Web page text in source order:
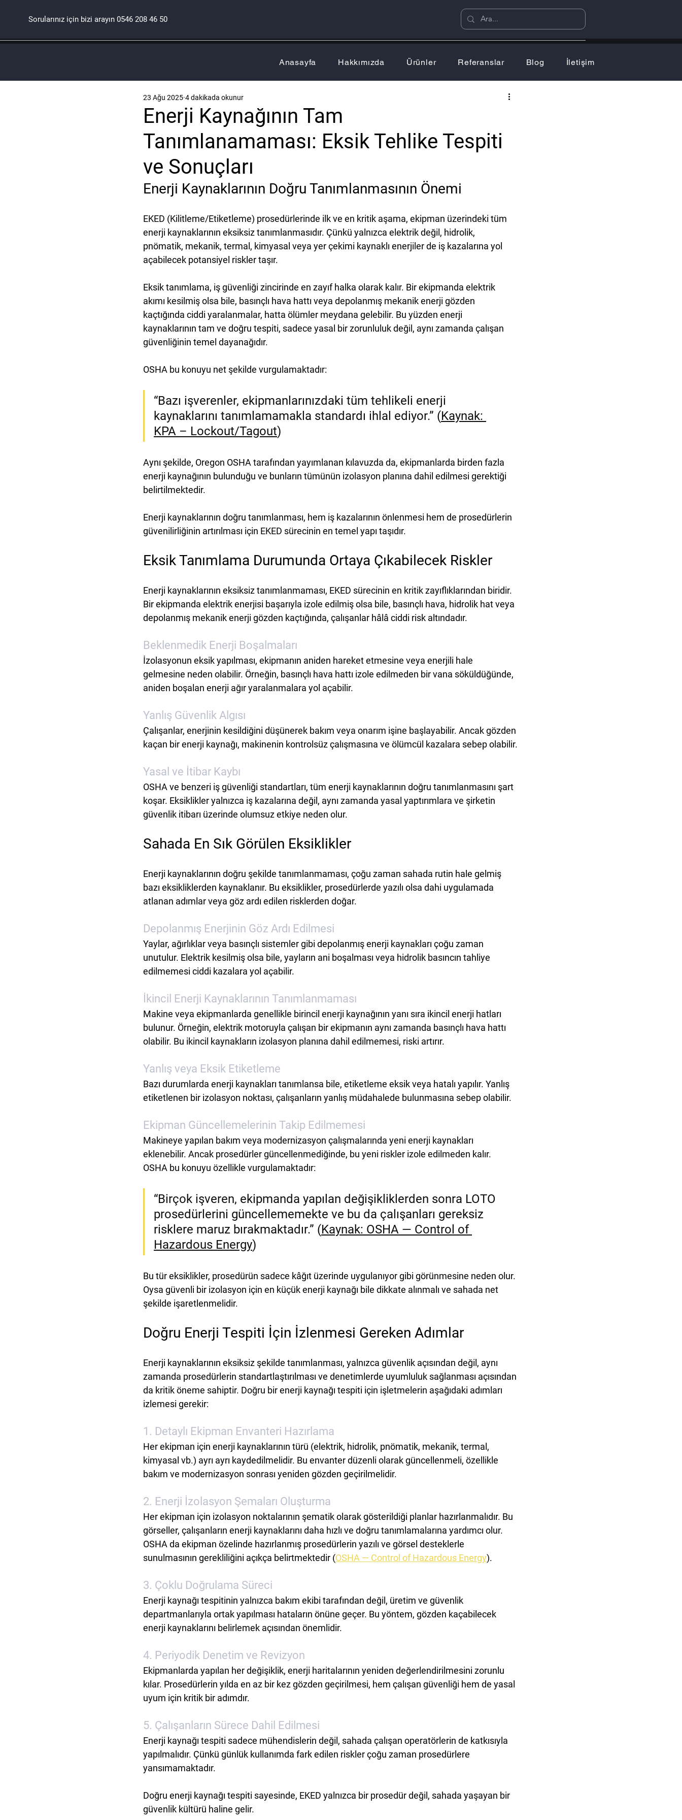
Sorularınız için bizi arayın 0546 208 46 50
Anasayfa Hakkımızda Ürünler Referanslar Blog İletişim
Enerji Kaynağının Tam
Tanımlanamaması: Eksik Tehlike Tespiti
ve Sonuçları
23 Ağu 2025 4 dakikada okunur
Enerji Kaynaklarının Doğru Tanımlanmasının Önemi
EKED (Kilitleme/Etiketleme) prosedürlerinde ilk ve en kritik aşama, ekipman üzerindeki tüm
enerji kaynaklarının eksiksiz tanımlanmasıdır. Çünkü yalnızca elektrik değil, hidrolik,
pnömatik, mekanik, termal, kimyasal veya yer çekimi kaynaklı enerjiler de iş kazalarına yol
açabilecek potansiyel riskler taşır.
Eksik tanımlama, iş güvenliği zincirinde en zayıf halka olarak kalır. Bir ekipmanda elektrik
akımı kesilmiş olsa bile, basınçlı hava hattı veya depolanmış mekanik enerji gözden
kaçtığında ciddi yaralanmalar, hatta ölümler meydana gelebilir. Bu yüzden enerji
kaynaklarının tam ve doğru tespiti, sadece yasal bir zorunluluk değil, aynı zamanda çalışan
güvenliğinin temel dayanağıdır.
OSHA bu konuyu net şekilde vurgulamaktadır:
“Bazı işverenler, ekipmanlarınızdaki tüm tehlikeli enerji
kaynaklarını tanımlamamakla standardı ihlal ediyor.” (Kaynak:
KPA – Lockout/Tagout)
Aynı şekilde, Oregon OSHA tarafından yayımlanan kılavuzda da, ekipmanlarda birden fazla
enerji kaynağının bulunduğu ve bunların tümünün izolasyon planına dahil edilmesi gerektiği
belirtilmektedir.
Enerji kaynaklarının doğru tanımlanması, hem iş kazalarının önlenmesi hem de prosedürlerin
güvenilirliğinin artırılması için EKED sürecinin en temel yapı taşıdır.
Eksik Tanımlama Durumunda Ortaya Çıkabilecek Riskler
Enerji kaynaklarının eksiksiz tanımlanmaması, EKED sürecinin en kritik zayıflıklarından biridir.
Bir ekipmanda elektrik enerjisi başarıyla izole edilmiş olsa bile, basınçlı hava, hidrolik hat veya
depolanmış mekanik enerji gözden kaçtığında, çalışanlar hâlâ ciddi risk altındadır.
Beklenmedik Enerji Boşalmaları
İzolasyonun eksik yapılması, ekipmanın aniden hareket etmesine veya enerjili hale
gelmesine neden olabilir. Örneğin, basınçlı hava hattı izole edilmeden bir vana söküldüğünde,
aniden boşalan enerji ağır yaralanmalara yol açabilir.
Yanlış Güvenlik Algısı
Çalışanlar, enerjinin kesildiğini düşünerek bakım veya onarım işine başlayabilir. Ancak gözden
kaçan bir enerji kaynağı, makinenin kontrolsüz çalışmasına ve ölümcül kazalara sebep olabilir.
Yasal ve İtibar Kaybı
OSHA ve benzeri iş güvenliği standartları, tüm enerji kaynaklarının doğru tanımlanmasını şart
koşar. Eksiklikler yalnızca iş kazalarına değil, aynı zamanda yasal yaptırımlara ve şirketin
güvenlik itibarı üzerinde olumsuz etkiye neden olur.
Sahada En Sık Görülen Eksiklikler
Enerji kaynaklarının doğru şekilde tanımlanmaması, çoğu zaman sahada rutin hale gelmiş
bazı eksikliklerden kaynaklanır. Bu eksiklikler, prosedürlerde yazılı olsa dahi uygulamada
atlanan adımlar veya göz ardı edilen risklerden doğar.
Depolanmış Enerjinin Göz Ardı Edilmesi
Yaylar, ağırlıklar veya basınçlı sistemler gibi depolanmış enerji kaynakları çoğu zaman
unutulur. Elektrik kesilmiş olsa bile, yayların ani boşalması veya hidrolik basıncın tahliye
edilmemesi ciddi kazalara yol açabilir.
İkincil Enerji Kaynaklarının Tanımlanmaması
Makine veya ekipmanlarda genellikle birincil enerji kaynağının yanı sıra ikincil enerji hatları
bulunur. Örneğin, elektrik motoruyla çalışan bir ekipmanın aynı zamanda basınçlı hava hattı
olabilir. Bu ikincil kaynakların izolasyon planına dahil edilmemesi, riski artırır.
Yanlış veya Eksik Etiketleme
Bazı durumlarda enerji kaynakları tanımlansa bile, etiketleme eksik veya hatalı yapılır. Yanlış
etiketlenen bir izolasyon noktası, çalışanların yanlış müdahalede bulunmasına sebep olabilir.
Ekipman Güncellemelerinin Takip Edilmemesi
Makineye yapılan bakım veya modernizasyon çalışmalarında yeni enerji kaynakları
eklenebilir. Ancak prosedürler güncellenmediğinde, bu yeni riskler izole edilmeden kalır.
OSHA bu konuyu özellikle vurgulamaktadır:
“Birçok işveren, ekipmanda yapılan değişikliklerden sonra LOTO
prosedürlerini güncellememekte ve bu da çalışanları gereksiz
risklere maruz bırakmaktadır.” (Kaynak: OSHA — Control of
Hazardous Energy)
Bu tür eksiklikler, prosedürün sadece kâğıt üzerinde uygulanıyor gibi görünmesine neden olur.
Oysa güvenli bir izolasyon için en küçük enerji kaynağı bile dikkate alınmalı ve sahada net
şekilde işaretlenmelidir.
Doğru Enerji Tespiti İçin İzlenmesi Gereken Adımlar
Enerji kaynaklarının eksiksiz şekilde tanımlanması, yalnızca güvenlik açısından değil, aynı
zamanda prosedürlerin standartlaştırılması ve denetimlerde uyumluluk sağlanması açısından
da kritik öneme sahiptir. Doğru bir enerji kaynağı tespiti için işletmelerin aşağıdaki adımları
izlemesi gerekir:
1. Detaylı Ekipman Envanteri Hazırlama
Her ekipman için enerji kaynaklarının türü (elektrik, hidrolik, pnömatik, mekanik, termal,
kimyasal vb.) ayrı ayrı kaydedilmelidir. Bu envanter düzenli olarak güncellenmeli, özellikle
bakım ve modernizasyon sonrası yeniden gözden geçirilmelidir.
2. Enerji İzolasyon Şemaları Oluşturma
Her ekipman için izolasyon noktalarının şematik olarak gösterildiği planlar hazırlanmalıdır. Bu
görseller, çalışanların enerji kaynaklarını daha hızlı ve doğru tanımlamalarına yardımcı olur.
OSHA da ekipman özelinde hazırlanmış prosedürlerin yazılı ve görsel desteklerle
sunulmasının gerekliliğini açıkça belirtmektedir (OSHA — Control of Hazardous Energy).
3. Çoklu Doğrulama Süreci
Enerji kaynağı tespitinin yalnızca bakım ekibi tarafından değil, üretim ve güvenlik
departmanlarıyla ortak yapılması hataların önüne geçer. Bu yöntem, gözden kaçabilecek
enerji kaynaklarını belirlemek açısından önemlidir.
4. Periyodik Denetim ve Revizyon
Ekipmanlarda yapılan her değişiklik, enerji haritalarının yeniden değerlendirilmesini zorunlu
kılar. Prosedürlerin yılda en az bir kez gözden geçirilmesi, hem çalışan güvenliği hem de yasal
uyum için kritik bir adımdır.
5. Çalışanların Sürece Dahil Edilmesi
Enerji kaynağı tespiti sadece mühendislerin değil, sahada çalışan operatörlerin de katkısıyla
yapılmalıdır. Çünkü günlük kullanımda fark edilen riskler çoğu zaman prosedürlere
yansımamaktadır.
Doğru enerji kaynağı tespiti sayesinde, EKED yalnızca bir prosedür değil, sahada yaşayan bir
güvenlik kültürü haline gelir.